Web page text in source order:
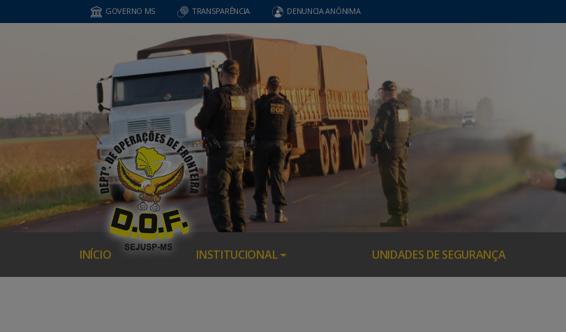
GOVERNO MS TRANSPARÊNCIA DENUNCIA ANÔNIMA
INÍCIO INSTITUCIONAL UNIDADES DE SEGURANÇA